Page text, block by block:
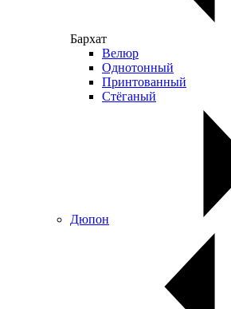
Бархат
Велюр
Однотонный
Принтованный
Стёганый
Дюпон